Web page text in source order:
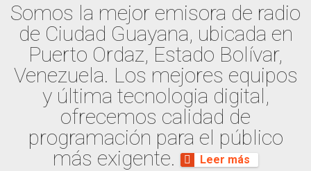
Somos la mejor emisora de radio
de Ciudad Guayana, ubicada en
Puerto Ordaz, Estado Bolívar,
Venezuela. Los mejores equipos
y última tecnologia digital,
ofrecemos calidad de
programación para el público
más exigente.
Leer más